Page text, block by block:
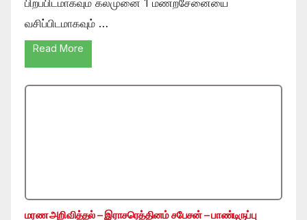
வசிப்பிடமாகவும் …
Read More
மரண அறிவித்தல் – இராசரெத்தினம் சபேசன் – பாண்டிருப்பு